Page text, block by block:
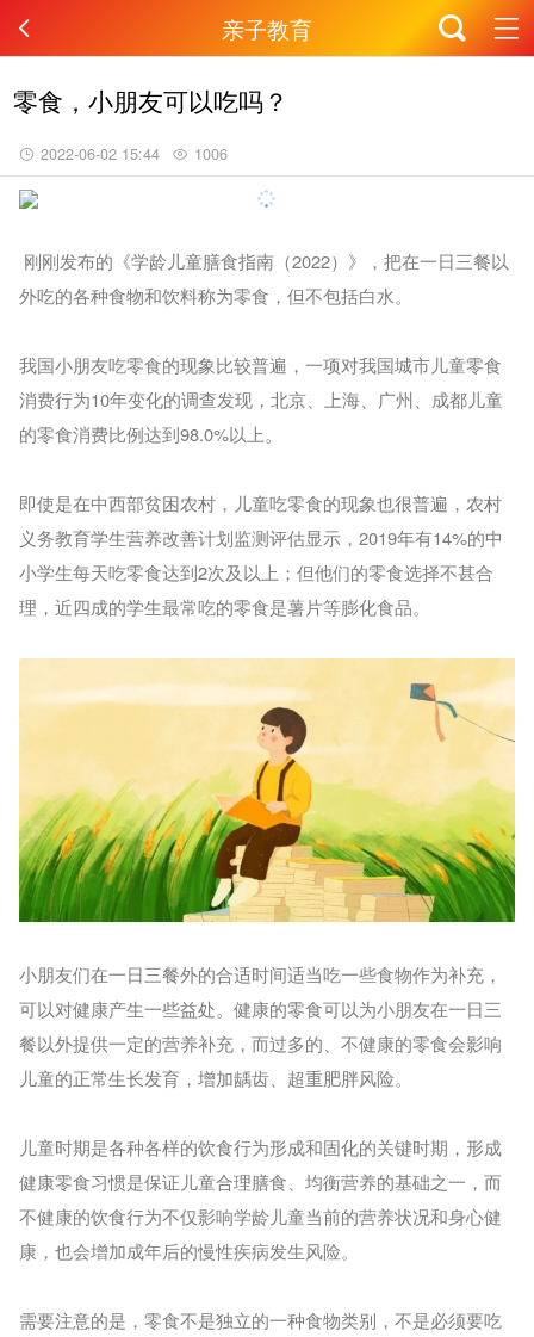
亲子教育
零食，小朋友可以吃吗？
2022-06-02 15:44 1006
刚刚发布的《学龄儿童膳食指南（2022）》，把在一日三餐以
外吃的各种食物和饮料称为零食，但不包括白水。
我国小朋友吃零食的现象比较普遍，一项对我国城市儿童零食
消费行为10年变化的调查发现，北京、上海、广州、成都儿童
的零食消费比例达到98.0%以上。
即使是在中西部贫困农村，儿童吃零食的现象也很普遍，农村
义务教育学生营养改善计划监测评估显示，2019年有14%的中
小学生每天吃零食达到2次及以上；但他们的零食选择不甚合
理，近四成的学生最常吃的零食是薯片等膨化食品。
小朋友们在一日三餐外的合适时间适当吃一些食物作为补充，
可以对健康产生一些益处。健康的零食可以为小朋友在一日三
餐以外提供一定的营养补充，而过多的、不健康的零食会影响
儿童的正常生长发育，增加龋齿、超重肥胖风险。
儿童时期是各种各样的饮食行为形成和固化的关键时期，形成
健康零食习惯是保证儿童合理膳食、均衡营养的基础之一，而
不健康的饮食行为不仅影响学龄儿童当前的营养状况和身心健
康，也会增加成年后的慢性疾病发生风险。
需要注意的是，零食不是独立的一种食物类别，不是必须要吃